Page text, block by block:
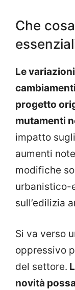
Che
Le
progetto
mutamenti
impatto
aumenti
modifiche
urbanistico-
sull’edilizia
Si va verso
oppressivo
del settore.
novità